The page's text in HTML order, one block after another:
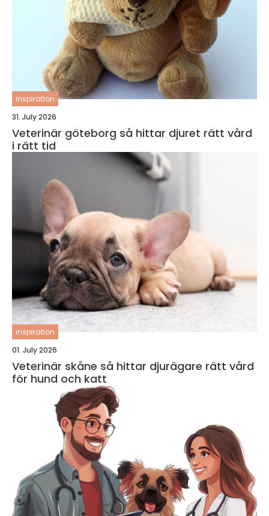
inspiration
31. July 2026
Veterinär göteborg så hittar djuret rätt vård
i rätt tid
inspiration
01. July 2026
Veterinär skåne så hittar djurägare rätt vård
för hund och katt